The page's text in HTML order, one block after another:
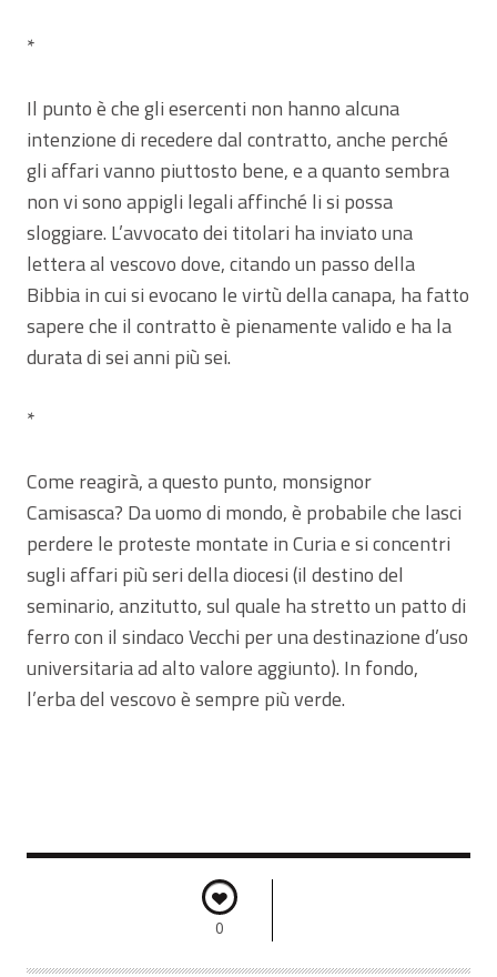
*
Il punto è che gli esercenti non hanno alcuna
intenzione di recedere dal contratto, anche perché
gli affari vanno piuttosto bene, e a quanto sembra
non vi sono appigli legali affinché li si possa
sloggiare. L’avvocato dei titolari ha inviato una
lettera al vescovo dove, citando un passo della
Bibbia in cui si evocano le virtù della canapa, ha fatto
sapere che il contratto è pienamente valido e ha la
durata di sei anni più sei.
*
Come reagirà, a questo punto, monsignor
Camisasca? Da uomo di mondo, è probabile che lasci
perdere le proteste montate in Curia e si concentri
sugli affari più seri della diocesi (il destino del
seminario, anzitutto, sul quale ha stretto un patto di
ferro con il sindaco Vecchi per una destinazione d’uso
universitaria ad alto valore aggiunto). In fondo,
l’erba del vescovo è sempre più verde.
0